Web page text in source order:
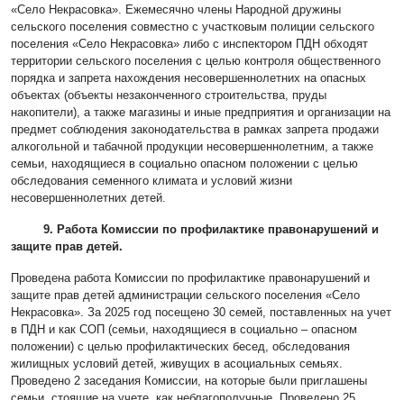
«Село Некрасовка». Ежемесячно члены Народной дружины
сельского поселения совместно с участковым полиции сельского
поселения «Село Некрасовка» либо с инспектором ПДН обходят
территории сельского поселения с целью контроля общественного
порядка и запрета нахождения несовершеннолетних на опасных
объектах (объекты незаконченного строительства, пруды
накопители), а также магазины и иные предприятия и организации на
предмет соблюдения законодательства в рамках запрета продажи
алкогольной и табачной продукции несовершеннолетним, а также
семьи, находящиеся в социально опасном положении с целью
обследования семенного климата и условий жизни
несовершеннолетних детей.
9. Работа Комиссии по профилактике правонарушений и
защите прав детей.
Проведена работа Комиссии по профилактике правонарушений и
защите прав детей администрации сельского поселения «Село
Некрасовка». За 2025 год посещено 30 семей, поставленных на учет
в ПДН и как СОП (семьи, находящиеся в социально – опасном
положении) с целью профилактических бесед, обследования
жилищных условий детей, живущих в асоциальных семьях.
Проведено 2 заседания Комиссии, на которые были приглашены